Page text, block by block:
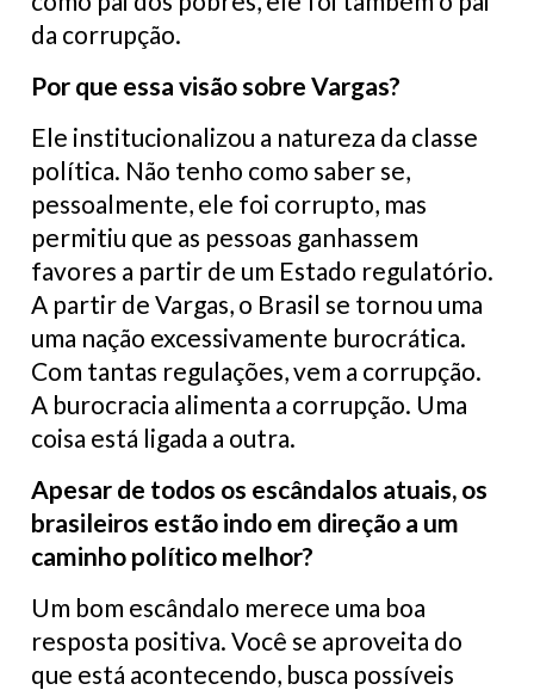
da corrupção.
Por que essa visão sobre Vargas?
Ele institucionalizou a natureza da classe
política. Não tenho como saber se,
pessoalmente, ele foi corrupto, mas
permitiu que as pessoas ganhassem
favores a partir de um Estado regulatório.
A partir de Vargas, o Brasil se tornou uma
uma nação excessivamente burocrática.
Com tantas regulações, vem a corrupção.
A burocracia alimenta a corrupção. Uma
coisa está ligada a outra.
Apesar de todos os escândalos atuais, os
brasileiros estão indo em direção a um
caminho político melhor?
Um bom escândalo merece uma boa
resposta positiva. Você se aproveita do
que está acontecendo, busca possíveis